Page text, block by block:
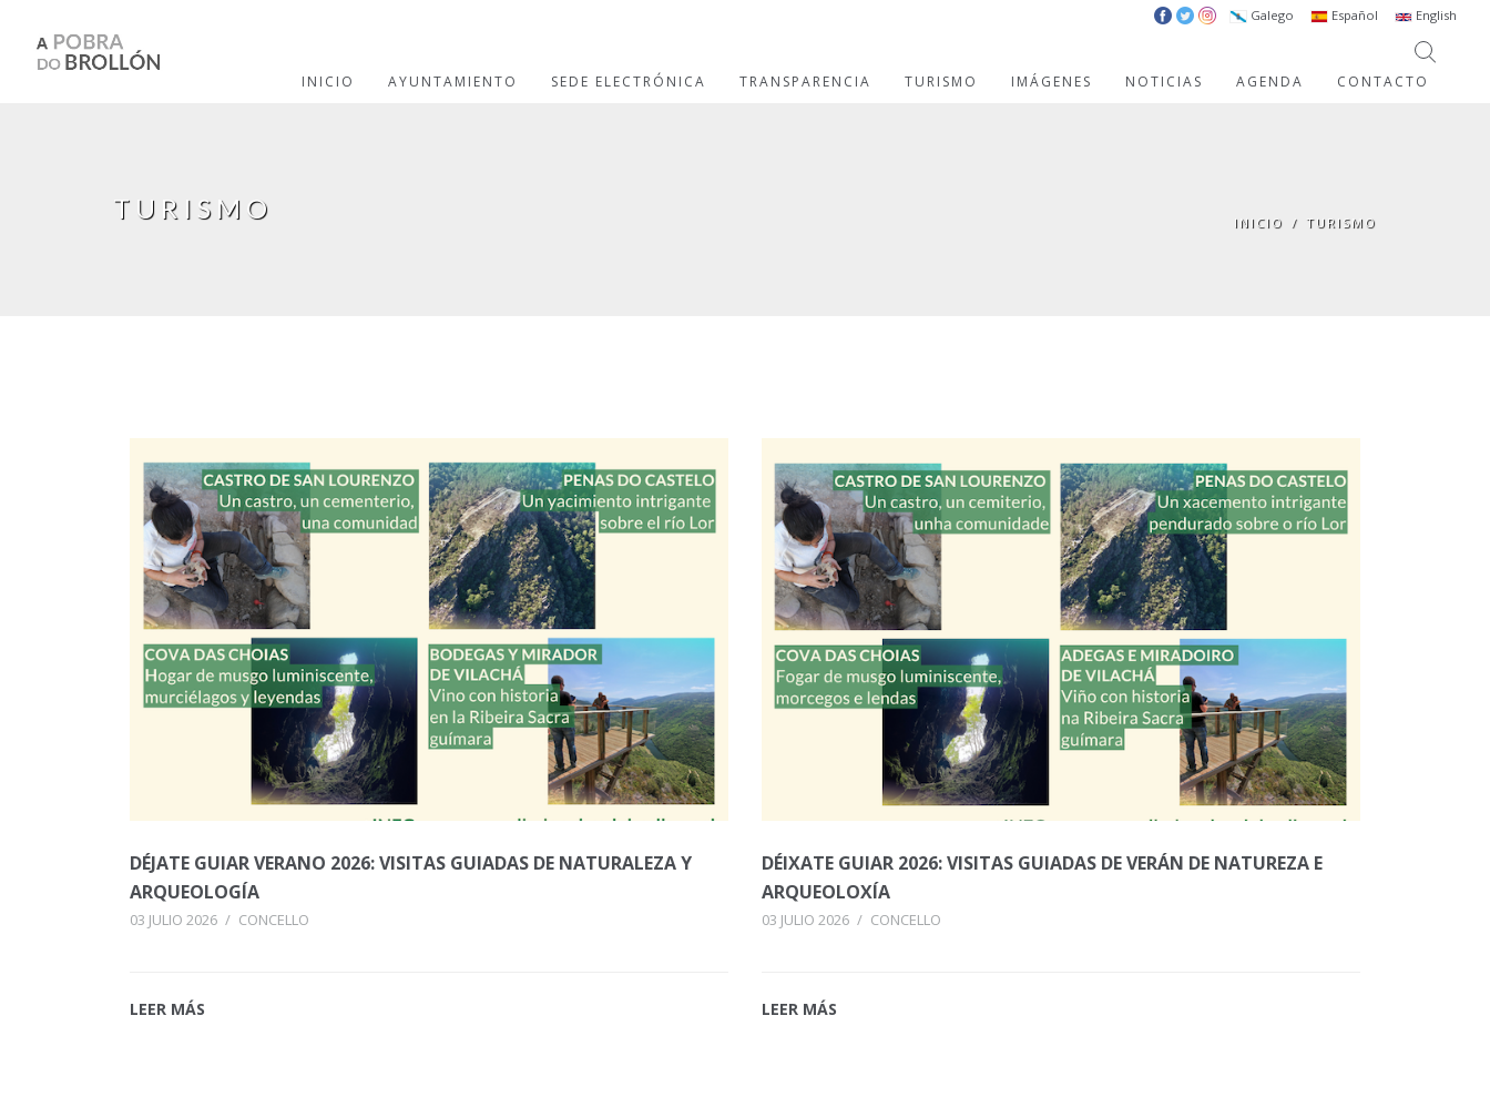
Galego Español English
INICIO AYUNTAMIENTO SEDE ELECTRÓNICA TRANSPARENCIA TURISMO IMÁGENES NOTICIAS AGENDA CONTACTO
TURISMO INICIO / TURISMO
DÉJATE GUIAR VERANO 2026: VISITAS GUIADAS DE NATURALEZA Y
ARQUEOLOGÍA
03 JULIO 2026 / CONCELLO
LEER MÁS
DÉIXATE GUIAR 2026: VISITAS GUIADAS DE VERÁN DE NATUREZA E
ARQUEOLOXÍA
03 JULIO 2026 / CONCELLO
LEER MÁS
Páginas